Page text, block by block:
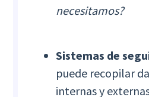
necesitamos?
Sistemas de
puede recopilar
internas y